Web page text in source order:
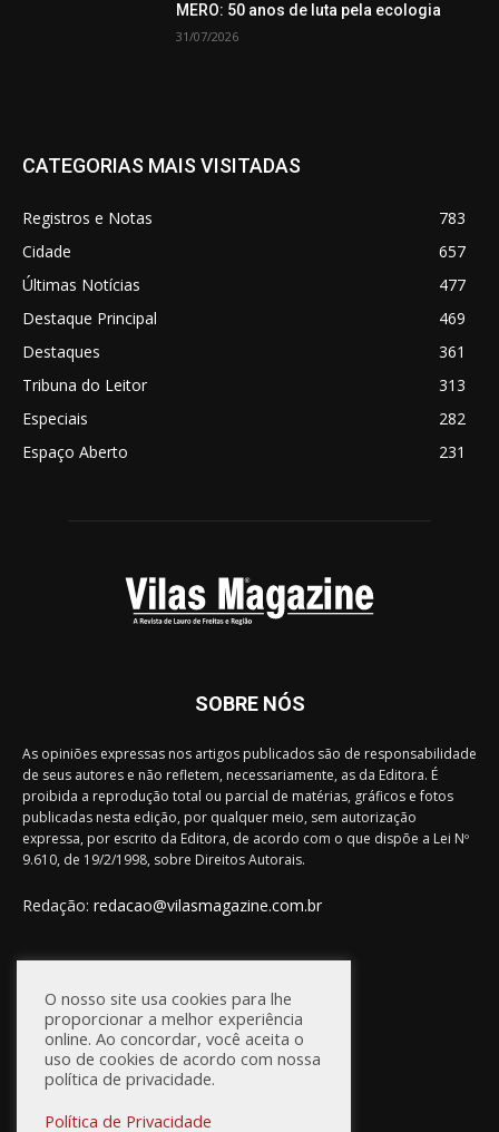
MERO: 50 anos de luta pela ecologia
31/07/2026
CATEGORIAS MAIS VISITADAS
Registros e Notas
783
Cidade
657
Últimas Notícias
477
Destaque Principal
469
Destaques
361
Tribuna do Leitor
313
Especiais
282
Espaço Aberto
231
SOBRE NÓS
As opiniões expressas nos artigos publicados são de responsabilidade
de seus autores e não refletem, necessariamente, as da Editora. É
proibida a reprodução total ou parcial de matérias, gráficos e fotos
publicadas nesta edição, por qualquer meio, sem autorização
expressa, por escrito da Editora, de acordo com o que dispõe a Lei Nº
9.610, de 19/2/1998, sobre Direitos Autorais.
Redação: redacao@vilasmagazine.com.br
FIQUE CONECTADO
O nosso site usa cookies para lhe
proporcionar a melhor experiência
online. Ao concordar, você aceita o
uso de cookies de acordo com nossa
política de privacidade.
Política de Privacidade